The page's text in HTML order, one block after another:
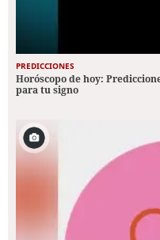
PREDICCIONES
Horóscopo de hoy:
para tu signo